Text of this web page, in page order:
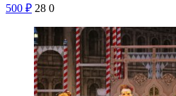
500 ₽ 28 0